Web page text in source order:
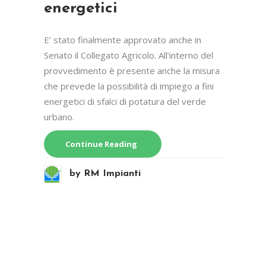
energetici
E’ stato finalmente approvato anche in
Senato il Collegato Agricolo. All’interno del
provvedimento è presente anche la misura
che prevede la possibilità di impiego a fini
energetici di sfalci di potatura del verde
urbano.
Continue Reading
by RM Impianti